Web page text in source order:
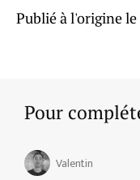
Publié à l'origine le
Pour
Valentin